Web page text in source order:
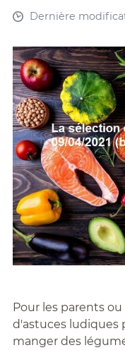
Dernière
Pour les parents
d'astuces ludiques
manger des